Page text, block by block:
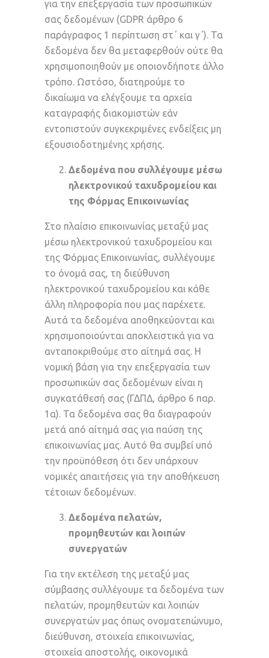
για την επεξεργασία των προσωπικών
σας δεδομένων (GDPR άρθρο 6
παράγραφος 1 περίπτωση στ΄ και γ΄). Τα
δεδομένα δεν θα μεταφερθούν ούτε θα
χρησιμοποιηθούν με οποιονδήποτε άλλο
τρόπο. Ωστόσο, διατηρούμε το
δικαίωμα να ελέγξουμε τα αρχεία
καταγραφής διακομιστών εάν
εντοπιστούν συγκεκριμένες ενδείξεις μη
εξουσιοδοτημένης χρήσης.
Δεδομένα που συλλέγουμε μέσω
ηλεκτρονικού ταχυδρομείου και
της Φόρμας Επικοινωνίας
Στο πλαίσιο επικοινωνίας μεταξύ μας
μέσω ηλεκτρονικού ταχυδρομείου και
της Φόρμας Επικοινωνίας, συλλέγουμε
το όνομά σας, τη διεύθυνση
ηλεκτρονικού ταχυδρομείου και κάθε
άλλη πληροφορία που μας παρέχετε.
Αυτά τα δεδομένα αποθηκεύονται και
χρησιμοποιούνται αποκλειστικά για να
ανταποκριθούμε στο αίτημά σας. Η
νομική βάση για την επεξεργασία των
προσωπικών σας δεδομένων είναι η
συγκατάθεσή σας (ΓΔΠΔ, άρθρο 6 παρ.
1α). Τα δεδομένα σας θα διαγραφούν
μετά από αίτημά σας για παύση της
επικοινωνίας μας. Αυτό θα συμβεί υπό
την προϋπόθεση ότι δεν υπάρχουν
νομικές απαιτήσεις για την αποθήκευση
τέτοιων δεδομένων.
Δεδομένα πελατών,
προμηθευτών και λοιπών
συνεργατών
Για την εκτέλεση της μεταξύ μας
σύμβασης συλλέγουμε τα δεδομένα των
πελατών, προμηθευτών και λοιπών
συνεργατών μας όπως ονοματεπώνυμο,
διεύθυνση, στοιχεία επικοινωνίας,
στοιχεία αποστολής, οικονομικά